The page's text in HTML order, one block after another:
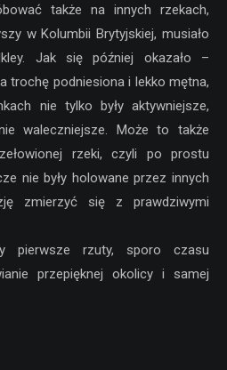
także na innych rzekach,
w Kolumbii Brytyjskiej, musiało
Jak się później okazało –
trochę podniesiona i lekko mętna,
nie tylko były aktywniejsze,
waleczniejsze. Może to także
rzeki, czyli po prostu
nie były holowane przez innych
zmierzyć się z prawdziwymi
pierwsze rzuty, sporo czasu
przepięknej okolicy i samej